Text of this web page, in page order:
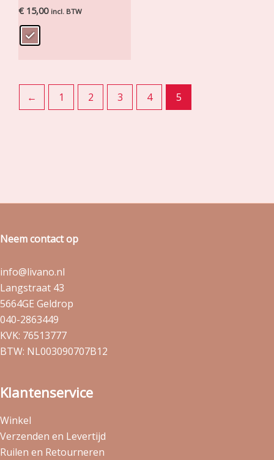
€ 15,00 incl. BTW
← 1 2 3 4 5
Neem contact op
info@livano.nl
Langstraat 43
5664GE Geldrop
040-2863449
KVK: 76513777
BTW: NL003090707B12
Klantenservice
Winkel
Verzenden en Levertijd
Ruilen en Retourneren